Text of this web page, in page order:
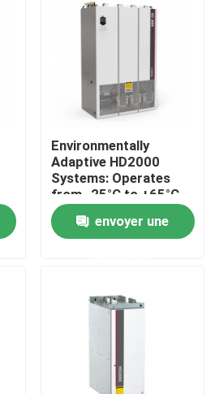
Environmentally
Adaptive HD2000
Systems: Operates
from -25°C to +65°C
and Humidity Up to
85%
envoyer une